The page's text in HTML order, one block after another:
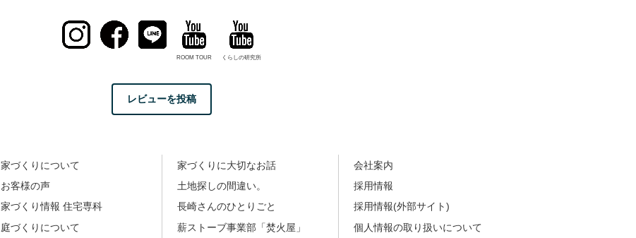
ROOM TOUR くらしの研究所
レビューを投稿
家づくりについて
お客様の声
家づくり情報 住宅専科
庭づくりについて
家づくりに大切なお話
土地探しの間違い。
長崎さんのひとりごと
薪ストーブ事業部「焚火屋」
会社案内
採用情報
採用情報(外部サイト)
個人情報の取り扱いについて